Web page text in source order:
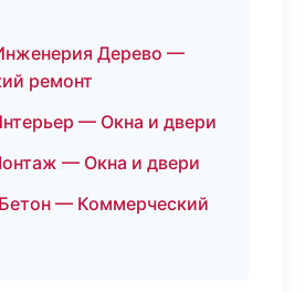
Дерево —
ремонт
— Окна и двери
— Окна и двери
— Коммерческий